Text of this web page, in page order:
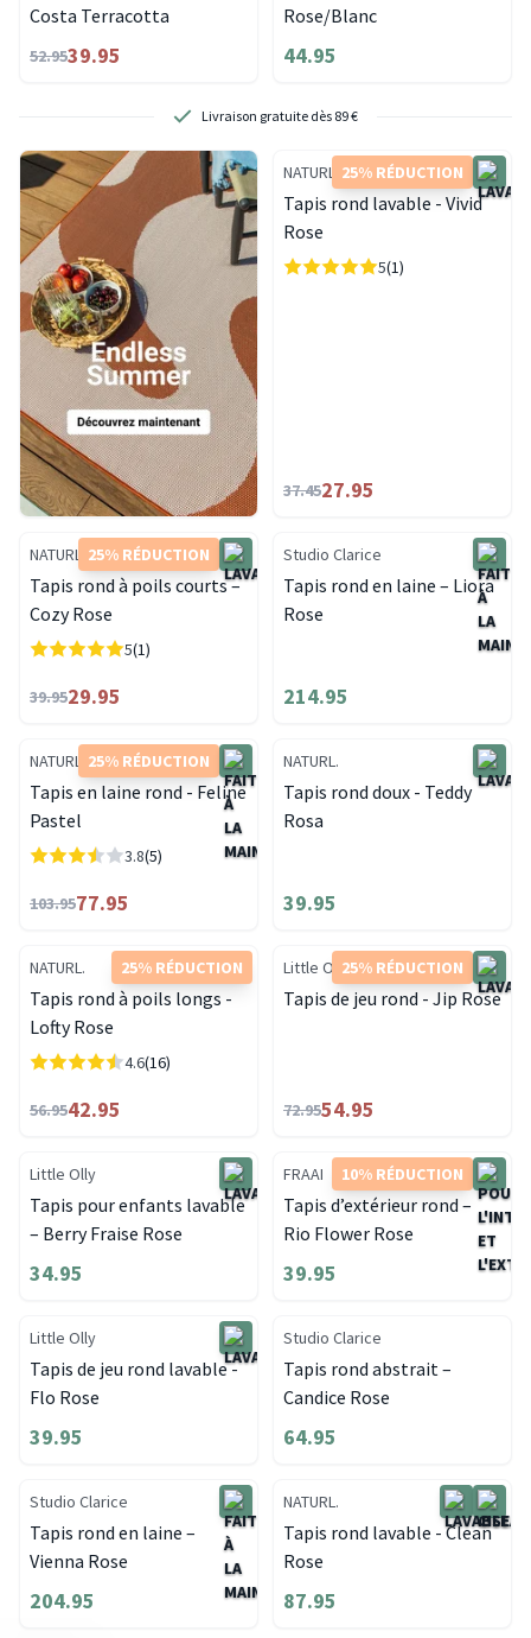
Costa Terracotta
52.9539.95
Rose/Blanc
44.95
Livraison gratuite dès 89 €
25% RÉDUCTION
NATURL.
Tapis rond lavable - Vivid
Rose
5(1)
37.4527.95
25% RÉDUCTION
NATURL.
Tapis rond à poils courts –
Cozy Rose
5(1)
39.9529.95
Studio Clarice
Tapis rond en laine – Liora
Rose
214.95
25% RÉDUCTION
NATURL.
Tapis en laine rond - Feline
Pastel
3.8(5)
103.9577.95
NATURL.
Tapis rond doux - Teddy
Rosa
39.95
25% RÉDUCTION
NATURL.
Tapis rond à poils longs -
Lofty Rose
4.6(16)
56.9542.95
25% RÉDUCTION
Little Olly
Tapis de jeu rond - Jip Rose
72.9554.95
Little Olly
Tapis pour enfants lavable
– Berry Fraise Rose
34.95
10% RÉDUCTION
FRAAI
Tapis d’extérieur rond –
Rio Flower Rose
39.95
Little Olly
Tapis de jeu rond lavable -
Flo Rose
39.95
Studio Clarice
Tapis rond abstrait –
Candice Rose
64.95
Studio Clarice
Tapis rond en laine –
Vienna Rose
204.95
NATURL.
Tapis rond lavable - Clean
Rose
87.95